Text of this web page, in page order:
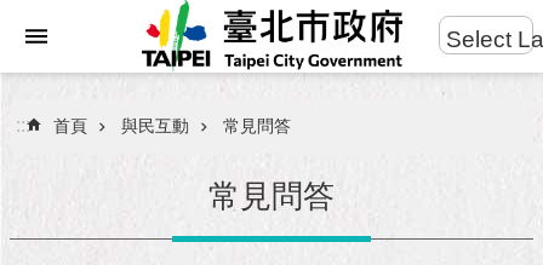
進
搜
Select
::: 首頁 與民互動 常見問答
常見問答